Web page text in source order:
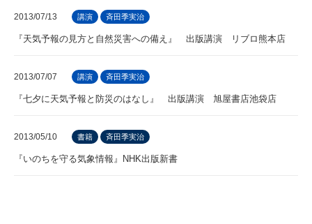
2013/07/13 講演 斉田季実治
『天気予報の見方と自然災害への備え』 出版講演 リブロ熊本店
2013/07/07 講演 斉田季実治
『七夕に天気予報と防災のはなし』 出版講演 旭屋書店池袋店
2013/05/10 書籍 斉田季実治
『いのちを守る気象情報』NHK出版新書